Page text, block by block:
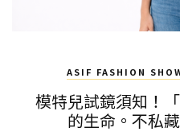
ASIF FASHION
模特兒試鏡須知！
的生命。不私